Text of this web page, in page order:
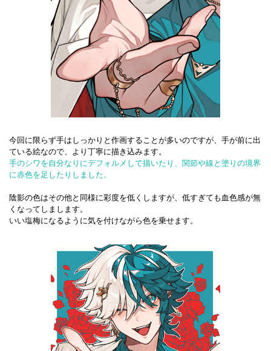
今回に限らず手はしっかりと作画することが多いのですが、手が前に出
ている絵なので、より丁寧に描き込みます。
手のシワを自分なりにデフォルメして描いたり、関節や線と塗りの境界
に赤色を足したりしました。
陰影の色はその他と同様に彩度を低くしますが、低すぎても血色感が無
くなってしまします。
いい塩梅になるように気を付けながら色を乗せます。